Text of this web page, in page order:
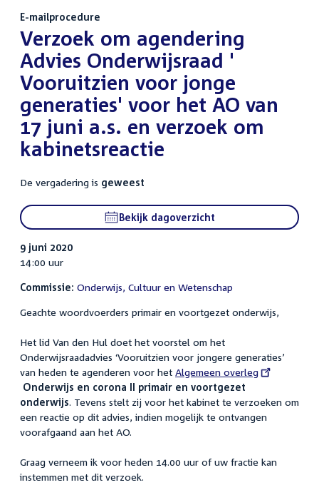
E-mailprocedure
:Verzoek om agendering
Advies Onderwijsraad '
Vooruitzien voor jonge
generaties' voor het AO van
17 juni a.s. en verzoek om
kabinetsreactie
De vergadering is geweest
Bekijk dagoverzicht
9 juni 2020
14:00 uur
Commissie: Onderwijs, Cultuur en Wetenschap
Geachte woordvoerders primair en voortgezet onderwijs,
Het lid Van den Hul doet het voorstel om het
Onderwijsraadadvies ‘Vooruitzien voor jongere generaties’
van heden te agenderen voor het External
link:
Algemeen overleg
Onderwijs en corona II primair en voortgezet
onderwijs. Tevens stelt zij voor het kabinet te verzoeken om
een reactie op dit advies, indien mogelijk te ontvangen
voorafgaand aan het AO.
Graag verneem ik voor heden 14.00 uur of uw fractie kan
instemmen met dit verzoek.